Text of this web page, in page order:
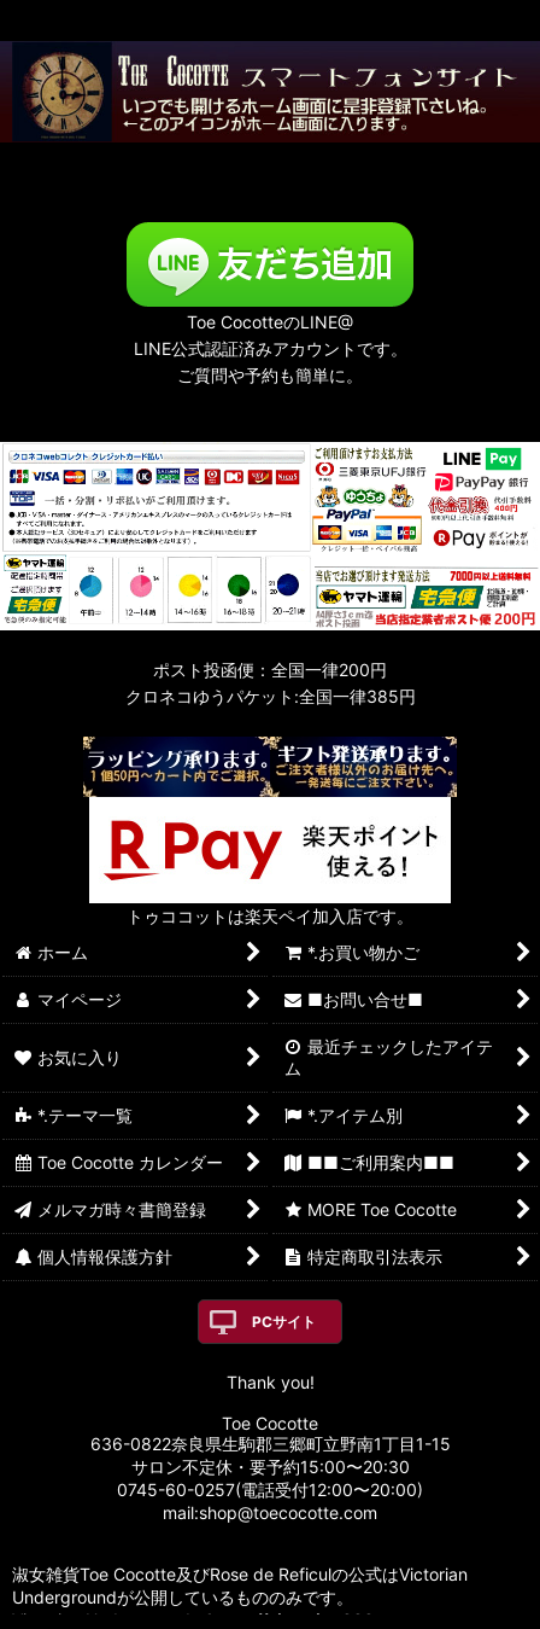
Toe CocotteのLINE@
LINE公式認証済みアカウントです。
ご質問や予約も簡単に。
ポスト投函便：全国一律200円
クロネコゆうパケット:全国一律385円
トゥココットは楽天ペイ加入店です。
ホーム
*.お買い物かご
マイページ ■お問い合せ■
お気に入り
最近チェックしたアイテ
ム
*.テーマ一覧 *.アイテム別
Toe Cocotte カレンダー ■■ご利用案内■■
メルマガ時々書簡登録 MORE Toe Cocotte
個人情報保護方針 特定商取引法表示
PCサイト
Thank you!
Toe Cocotte
636-0822奈良県生駒郡三郷町立野南1丁目1-15
サロン不定休・要予約15:00〜20:30
0745-60-0257(電話受付12:00〜20:00)
mail:shop@toecocotte.com
淑女雑貨Toe Cocotte及びRose de Reficulの公式はVictorian
Undergroundが公開しているもののみです。
Victorian Underground https://victorian666.com